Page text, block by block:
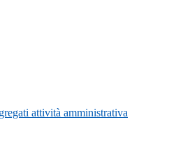
attività amministrativa